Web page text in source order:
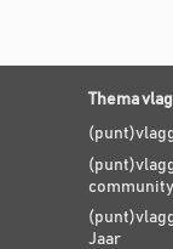
Thema
community
Jaar